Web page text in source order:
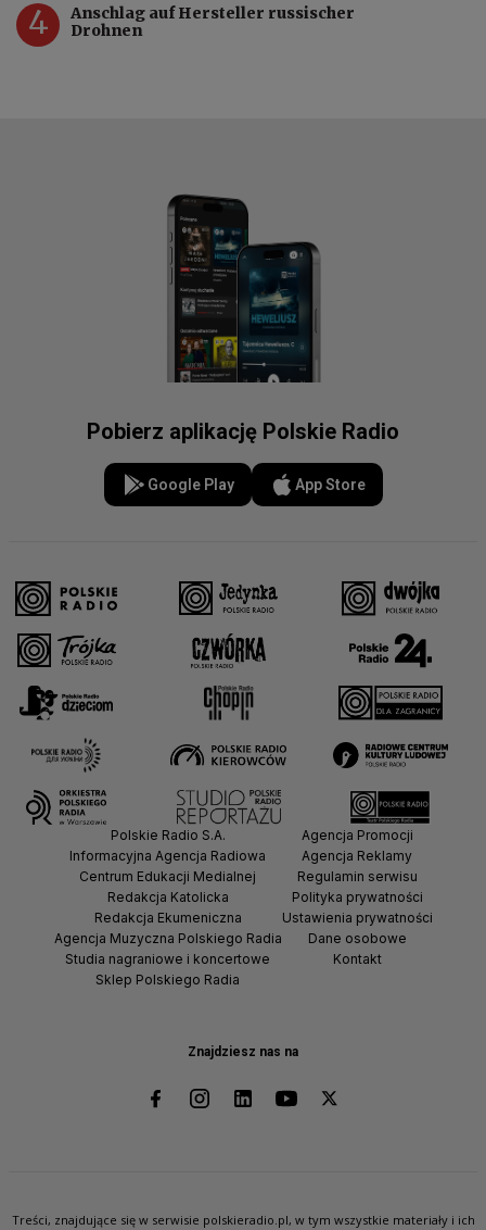
4
Anschlag auf Hersteller russischer
Drohnen
Pobierz aplikację Polskie Radio
Google Play App Store
Znajdziesz nas na
Polskie Radio S.A.
Informacyjna Agencja Radiowa
Centrum Edukacji Medialnej
Redakcja Katolicka
Redakcja Ekumeniczna
Agencja Muzyczna Polskiego Radia
Studia nagraniowe i koncertowe
Sklep Polskiego Radia
Agencja Promocji
Agencja Reklamy
Regulamin serwisu
Polityka prywatności
Ustawienia prywatności
Dane osobowe
Kontakt
Treści, znajdujące się w serwisie polskieradio.pl, w tym wszystkie materiały i ich